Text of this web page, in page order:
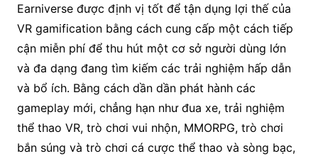
Earniverse được định vị tốt để tận dụng lợi thế của
VR gamification bằng cách cung cấp một cách tiếp
cận miễn phí để thu hút một cơ sở người dùng lớn
và đa dạng đang tìm kiếm các trải nghiệm hấp dẫn
và bổ ích. Bằng cách dần dần phát hành các
gameplay mới, chẳng hạn như đua xe, trải nghiệm
thể thao VR, trò chơi vui nhộn, MMORPG, trò chơi
bắn súng và trò chơi cá cược thể thao và sòng bạc,